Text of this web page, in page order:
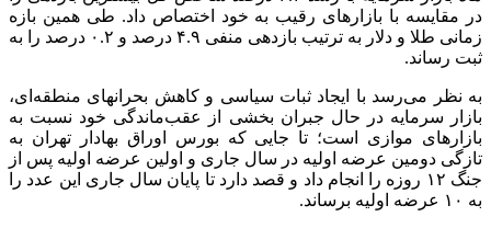
در مقایسه با بازارهای رقیب به خود اختصاص داد. طی همین بازه
زمانی طلا و دلار به ترتیب بازدهی منفی ۴.۹ درصد و ۰.۲ درصد را به
ثبت رساند.
به نظر می‌رسد با ایجاد ثبات سیاسی و کاهش بحرانهای منطقه‌ای،
بازار سرمایه در حال جبران بخشی از عقب‌ماندگی خود نسبت به
بازارهای موازی است؛ تا جایی که بورس اوراق بهادار تهران به
تازگی دومین عرضه اولیه در سال جاری و اولین عرضه اولیه پس از
جنگ ۱۲ روزه را انجام داد و قصد دارد تا پایان سال جاری این عدد را
به ۱۰ عرضه اولیه برساند.